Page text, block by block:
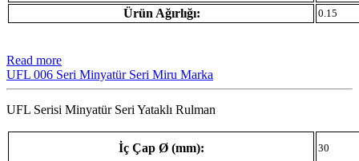
Ürün Ağırlığı: 0.15
Read more
UFL 006 Seri Minyatür Seri Miru Marka
UFL Serisi Minyatür Seri Yataklı Rulman
İç Çap Ø (mm): 30